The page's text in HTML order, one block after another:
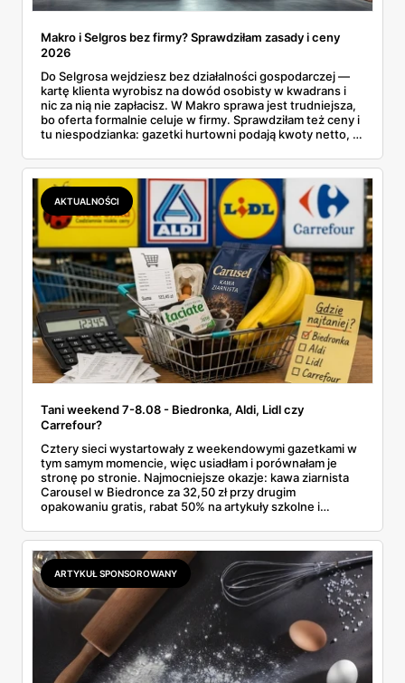
Makro i Selgros bez firmy? Sprawdziłam zasady i ceny
2026
Do Selgrosa wejdziesz bez działalności gospodarczej —
kartę klienta wyrobisz na dowód osobisty w kwadrans i
nic za nią nie zapłacisz. W Makro sprawa jest trudniejsza,
bo oferta formalnie celuje w firmy. Sprawdziłam też ceny i
tu niespodzianka: gazetki hurtowni podają kwoty netto, a
zawsze wygrywa — ta sama kawa ziarnista kosztuje w
Makro ponad dwa razy więcej niż w weekendowej
promocji dyskontu.
AKTUALNOŚCI
Tani weekend 7-8.08 - Biedronka, Aldi, Lidl czy
Carrefour?
Cztery sieci wystartowały z weekendowymi gazetkami w
tym samym momencie, więc usiadłam i porównałam je
stronę po stronie. Najmocniejsze okazje: kawa ziarnista
Carousel w Biedronce za 32,50 zł przy drugim
opakowaniu gratis, rabat 50% na artykuły szkolne i
2,99 zł za kilogram, ale wyłącznie w sobotę z aplikacją. Aldi
odpowiada masłem za 2,99 zł. Werdykt w skrócie:
najwięcej wyciśniesz z Biedronki, po świeże warzywa jedź
do Aldi.
ARTYKUŁ SPONSOROWANY